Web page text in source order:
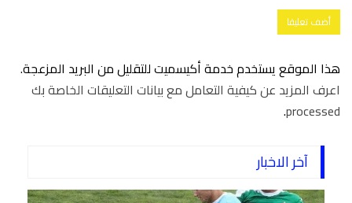
هذا الموقع يستخدم خدمة أكيسميت للتقليل من البريد المزعجة.
اعرف المزيد عن كيفية التعامل مع بيانات التعليقات الخاصة بك
processed
.
آخر الاخبار